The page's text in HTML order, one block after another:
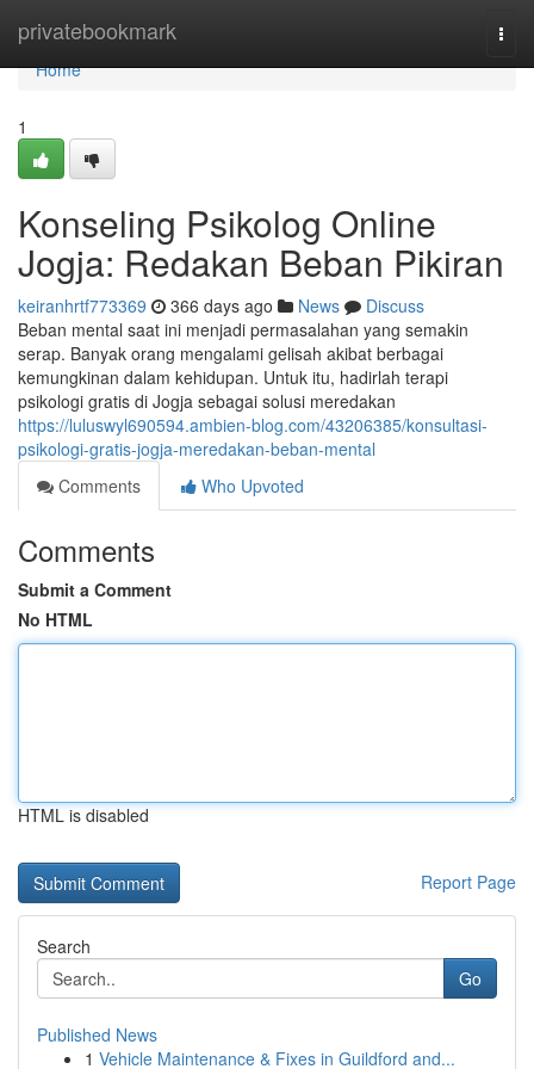
privatebookmark
Home
Home
1
Konseling Psikolog Online
Jogja: Redakan Beban Pikiran
keiranhrtf773369 366 days ago News
Discuss
Beban mental saat ini menjadi permasalahan yang semakin
serap. Banyak orang mengalami gelisah akibat berbagai
kemungkinan dalam kehidupan. Untuk itu, hadirlah terapi
psikologi gratis di Jogja sebagai solusi meredakan
https://luluswyl690594.ambien-blog.com/43206385/konsultasi-
psikologi-gratis-jogja-meredakan-beban-mental
Comments
Who Upvoted
Comments
Submit a Comment
No HTML
HTML is disabled
Report Page
Search
Go
Published News
1 Vehicle Maintenance & Fixes in Guildford and...